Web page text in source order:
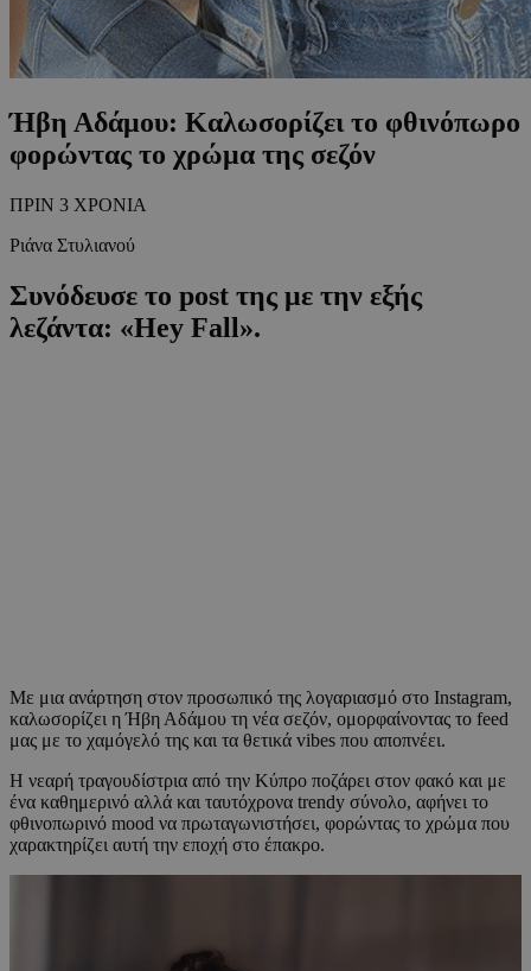
Ήβη Αδάμου: Καλωσορίζει το φθινόπωρο
φορώντας το χρώμα της σεζόν
ΠΡΙΝ 3 ΧΡΟΝΙΑ
Ριάνα Στυλιανού
Συνόδευσε το post της με την εξής
λεζάντα: «Hey Fall».
Με μια ανάρτηση στον προσωπικό της λογαριασμό στο Instagram,
καλωσορίζει η Ήβη Αδάμου τη νέα σεζόν, ομορφαίνοντας το feed
μας με το χαμόγελό της και τα θετικά vibes που αποπνέει.
Η νεαρή τραγουδίστρια από την Κύπρο ποζάρει στον φακό και με
ένα καθημερινό αλλά και ταυτόχρονα trendy σύνολο, αφήνει το
φθινοπωρινό mood να πρωταγωνιστήσει, φορώντας το χρώμα που
χαρακτηρίζει αυτή την εποχή στο έπακρο.